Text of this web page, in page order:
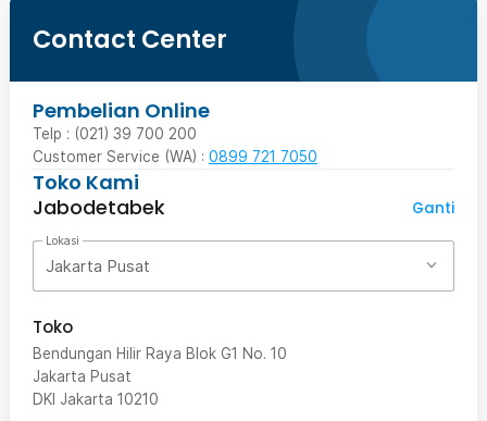
Contact Center
Pembelian Online
Telp : (021) 39 700 200
Customer Service (WA) : 0899 721 7050
Toko Kami
Jabodetabek
Ganti
Lokasi
Jakarta Pusat
Toko
Bendungan Hilir Raya Blok G1 No. 10
Jakarta Pusat
DKI Jakarta 10210